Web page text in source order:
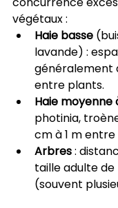
végétaux :
Haie basse
lavande) :
généralement
entre plants.
Haie moyenne
photinia,
cm à 1 m
Arbres :
taille adulte
(souvent